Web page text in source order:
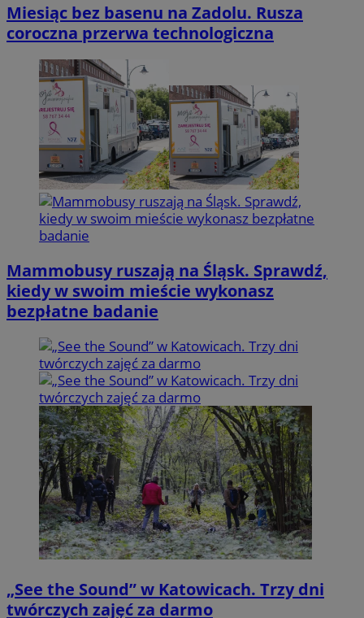
Miesiąc bez basenu na Zadolu. Rusza
coroczna przerwa technologiczna
Mammobusy ruszają na Śląsk. Sprawdź,
kiedy w swoim mieście wykonasz
bezpłatne badanie
„See the Sound” w Katowicach. Trzy dni
twórczych zajęć za darmo